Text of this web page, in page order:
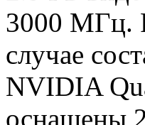
3000 МГц.
случае
NVIDIA
оснащены